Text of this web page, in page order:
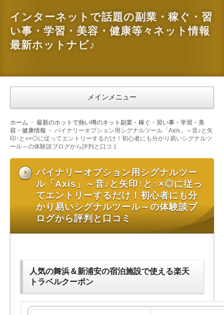
インターネットで話題の副業・稼ぐ・習
い事・学習・美容・健康等々ネット情報
最新ホットナビ♪
メインメニュー
ホーム
最新のホットで熱い噂のネット副業・稼ぐ・習い事・学習・美
容・健康情報
バイナリーオプション用シグナルツール「Axis」～音♪と矢
印↑と○×◎に従ってエントリーするだけ！初心者にも分かり易いシグナルツ
ール～の体験談ブログから評判と口コミ
バイナリーオプション用シグナルツー
ル「Axis」～音♪と矢印↑と○×◎に従っ
てエントリーするだけ！初心者にも分
かり易いシグナルツール～の体験談ブ
ログから評判と口コミ
人気の舞浜＆新浦安の宿泊施設で使える楽天
トラベルクーポン